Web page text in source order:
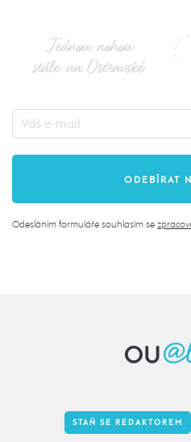
Jednou nohou
stále na Ostravské
Odesláním formuláře souhlasím se
STAŇ SE REDAKTOREM